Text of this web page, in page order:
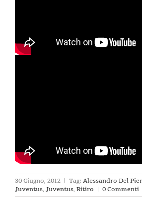
30 Giugno, 2012 | Tag: Alessandro Del
Juventus, Juventus, Ritiro | 0 Commenti